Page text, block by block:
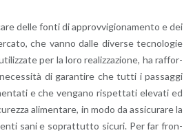
delle fonti di ap­prov­vi­gio­na­men­to e dei
che vanno dalle di­ver­se tec­no­lo­gie
per la loro rea­liz­za­zio­ne, ha raf­for­
di ga­ran­ti­re che tutti i pas­sag­gi
e che ven­ga­no ri­spet­ta­ti ele­va­ti ed
ali­men­ta­re, in modo da as­si­cu­ra­re la
sani e so­prat­tut­to si­cu­ri. Per far fron­